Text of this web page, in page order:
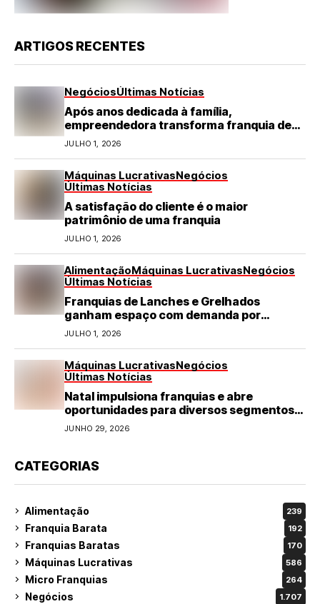
ARTIGOS RECENTES
NegóciosÚltimas Notícias
Após anos dedicada à família,
empreendedora transforma franquia de
turismo em negócio de destaque no RN
JULHO 1, 2026
Máquinas LucrativasNegócios
Últimas Notícias
A satisfação do cliente é o maior
patrimônio de uma franquia
JULHO 1, 2026
AlimentaçãoMáquinas LucrativasNegócios
Últimas Notícias
Franquias de Lanches e Grelhados
ganham espaço com demanda por
refeições rápidas e de qualidade
JULHO 1, 2026
Máquinas LucrativasNegócios
Últimas Notícias
Natal impulsiona franquias e abre
oportunidades para diversos segmentos
do varejo
JUNHO 29, 2026
CATEGORIAS
Alimentação 239
Franquia Barata 192
Franquias Baratas 170
Máquinas Lucrativas 586
Micro Franquias 264
Negócios 1.707